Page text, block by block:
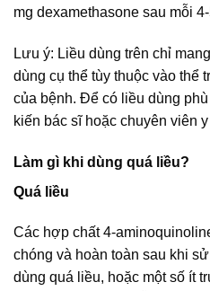
mg dexamethasone sau mỗi
Lưu ý: Liều dùng trên chỉ
dùng cụ thể tùy thuộc vào thể
của bệnh. Để có liều dùng
kiến bác sĩ hoặc chuyên viên y
Làm gì khi dùng quá liều?
Quá liều
Các hợp chất 4-
chóng và hoàn toàn sau khi
dùng quá liều, hoặc một số ít